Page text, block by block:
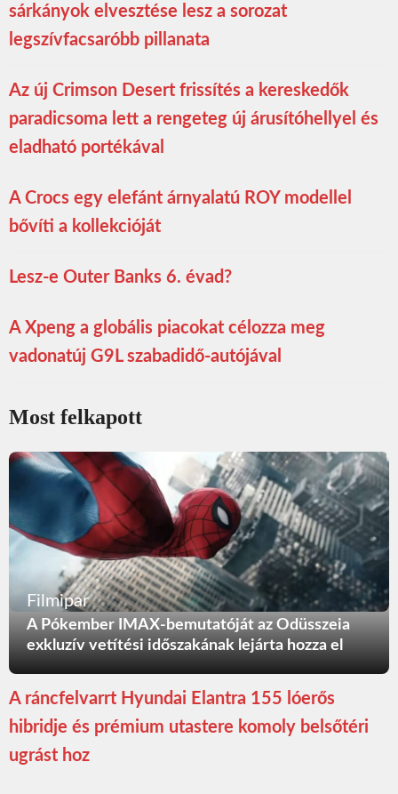
sárkányok elvesztése lesz a sorozat
legszívfacsaróbb pillanata
Az új Crimson Desert frissítés a kereskedők
paradicsoma lett a rengeteg új árusítóhellyel és
eladható portékával
A Crocs egy elefánt árnyalatú ROY modellel
bővíti a kollekcióját
Lesz-e Outer Banks 6. évad?
A Xpeng a globális piacokat célozza meg
vadonatúj G9L szabadidő-autójával
Most felkapott
Filmipar
A Pókember IMAX-bemutatóját az Odüsszeia
exkluzív vetítési időszakának lejárta hozza el
A ráncfelvarrt Hyundai Elantra 155 lóerős
hibridje és prémium utastere komoly belsőtéri
ugrást hoz